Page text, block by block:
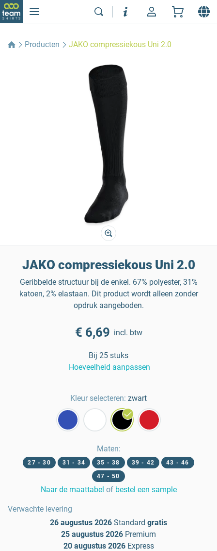
Producten JAKO compressiekous Uni 2.0
JAKO compressiekous Uni 2.0
Geribbelde structuur bij de enkel. 67% polyester, 31%
katoen, 2% elastaan. Dit product wordt alleen zonder
opdruk aangeboden.
€ 6,69 incl. btw
Bij 25 stuks
Hoeveelheid aanpassen
Kleur selecteren: zwart
Maten:
27 - 30 31 - 34 35 - 38 39 - 42
43 - 46
47 - 50
Naar de maattabel of bestel een sample
Verwachte levering
26 augustus 2026 Standard gratis
25 augustus 2026 Premium
20 augustus 2026 Express